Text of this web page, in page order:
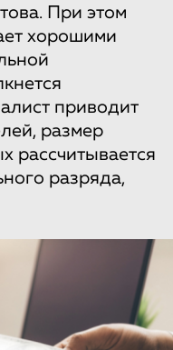
При этом
хорошими
приводит
размер
рассчитывается
разряда,